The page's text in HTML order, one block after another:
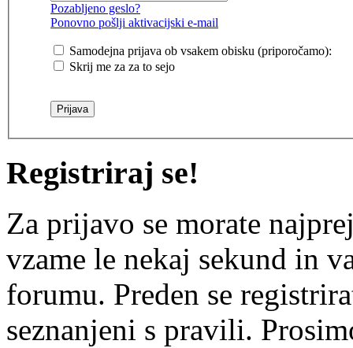
Pozabljeno geslo?
Ponovno pošlji aktivacijski e-mail
Samodejna prijava ob vsakem obisku (priporočamo):
Skrij me za za to sejo
Registriraj se!
Za prijavo se morate
vzame le nekaj sekund in
forumu. Preden se
seznanjeni s pravili.